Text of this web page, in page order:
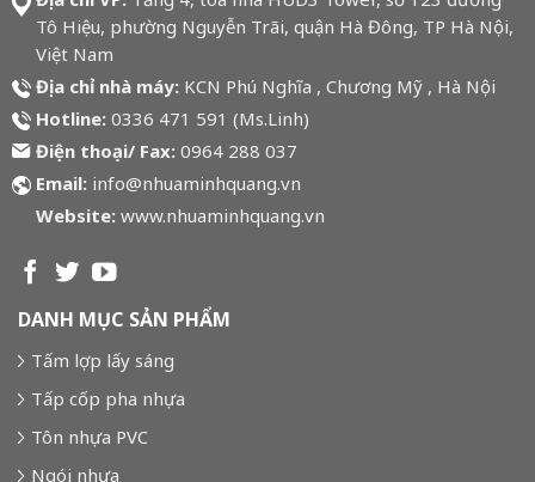
Địa chỉ VP:Tầng 4, tòa nhà HUD3 Tower, số 123 đường
Tô Hiệu, phường Nguyễn Trãi, quận Hà Đông, TP Hà Nội,
Việt Nam
Địa chỉ nhà máy:KCN Phú Nghĩa , Chương Mỹ , Hà Nội
Hotline:0336 471 591 (Ms.Linh)
Điện thoại/ Fax: 0964 288 037
Email:info@nhuaminhquang.vn
DANH MỤC SẢN PHẨM
Tấm lợp lấy sáng
Tấp cốp pha nhựa
Tôn nhựa PVC